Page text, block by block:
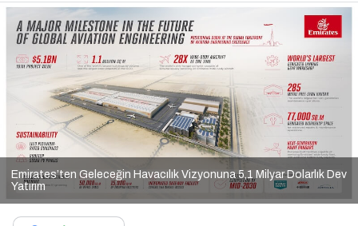
Emirates’ten Geleceğin Havacılık Vizyonuna 5,1 Milyar Dolarlık Dev
Yatırım